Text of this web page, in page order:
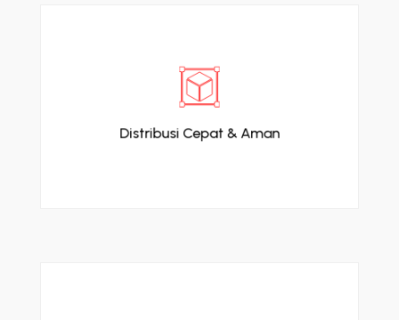
Distribusi Cepat & Aman
Menggunakan sistem logistik dan armada